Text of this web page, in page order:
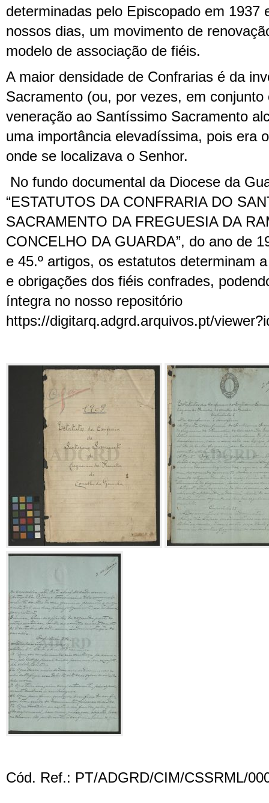
determinadas pelo Episcopado em 1937
nossos dias, um movimento de
modelo de associação de fiéis.
A maior densidade de Confrarias é da
Sacramento (ou, por vezes, em conjunto
veneração ao Santíssimo Sacramento
uma importância elevadíssima, pois era
onde se localizava o Senhor.
No fundo documental da Diocese da
“ESTATUTOS DA CONFRARIA DO
SACRAMENTO DA FREGUESIA DA
CONCELHO DA GUARDA”, do ano de
e 45.º artigos, os estatutos determinam
e obrigações dos fiéis confrades,
íntegra no nosso repositório
https://digitarq.adgrd.arquivos.pt/
Cód. Ref.: PT/ADGRD/CIM/CSSRML/